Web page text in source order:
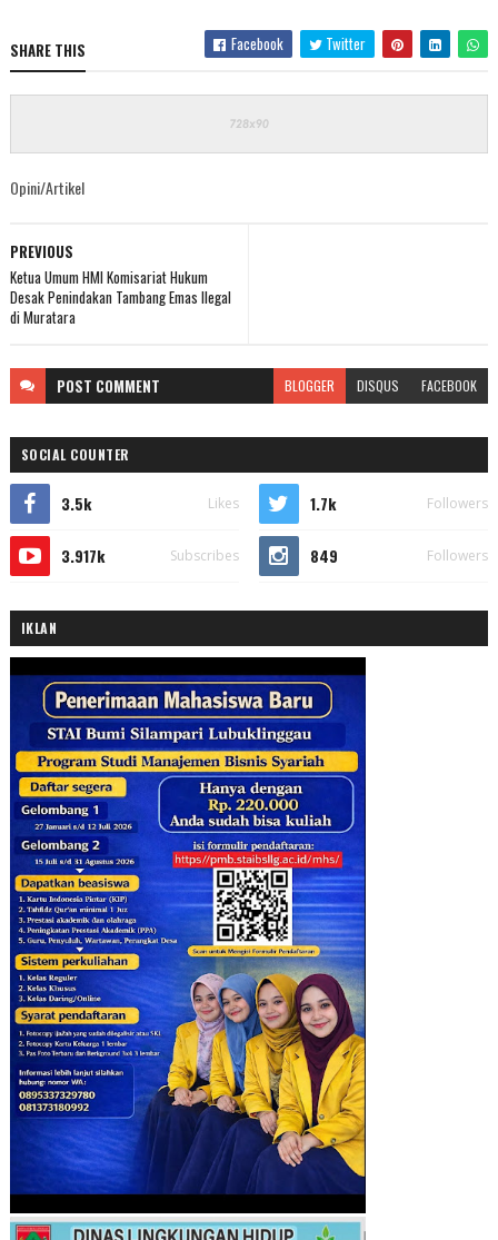
SHARE THIS Facebook Twitter
Opini/Artikel
PREVIOUS
Ketua Umum HMI Komisariat Hukum
Desak Penindakan Tambang Emas Ilegal
di Muratara
POST COMMENT BLOGGER DISQUS FACEBOOK
SOCIAL COUNTER
3.5k Likes 1.7k Followers
3.917k Subscribes 849 Followers
IKLAN